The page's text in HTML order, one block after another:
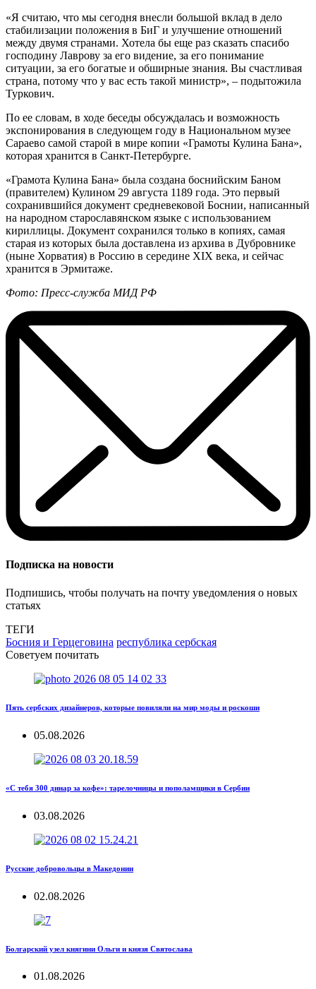
«Я считаю, что мы сегодня внесли большой вклад в дело
стабилизации положения в БиГ и улучшение отношений
между двумя странами. Хотела бы еще раз сказать спасибо
господину Лаврову за его видение, за его понимание
ситуации, за его богатые и обширные знания. Вы счастливая
страна, потому что у вас есть такой министр», – подытожила
Туркович.
По ее словам, в ходе беседы обсуждалась и возможность
экспонирования в следующем году в Национальном музее
Сараево самой старой в мире копии «Грамоты Кулина Бана»,
которая хранится в Санкт-Петербурге.
«Грамота Кулина Бана» была создана боснийским Баном
(правителем) Кулином 29 августа 1189 года. Это первый
сохранившийся документ средневековой Боснии, написанный
на народном старославянском языке с использованием
кириллицы. Документ сохранился только в копиях, самая
старая из которых была доставлена из архива в Дубровнике
(ныне Хорватия) в Россию в середине XIX века, и сейчас
хранится в Эрмитаже.
Фото: Пресс-служба МИД РФ
Подписка на новости
Подпишись, чтобы получать на почту уведомления о новых
статьях
ТЕГИ
Босния и Герцеговина республика сербская
Советуем почитать
Пять сербских дизайнеров, которые повиляли на мир моды и роскоши
05.08.2026
«С тебя 300 динар за кофе»: тарелочницы и пополамщики в Сербии
03.08.2026
Русские добровольцы в Македонии
02.08.2026
Болгарский узел княгини Ольги и князя Святослава
01.08.2026